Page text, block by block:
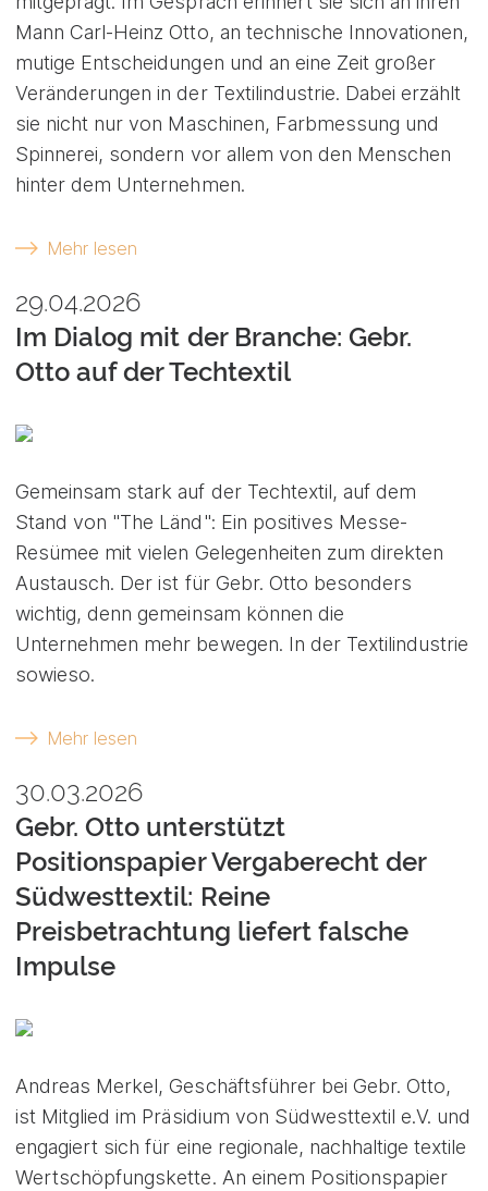
Mann Carl-Heinz Otto, an technische Innovationen,
mutige Entscheidungen und an eine Zeit großer
Veränderungen in der Textilindustrie. Dabei erzählt
sie nicht nur von Maschinen, Farbmessung und
Spinnerei, sondern vor allem von den Menschen
hinter dem Unternehmen.
Mehr lesen
29.04.2026
Im Dialog mit der Branche: Gebr.
Otto auf der Techtextil
Gemeinsam stark auf der Techtextil, auf dem
Stand von "The Länd": Ein positives Messe-
Resümee mit vielen Gelegenheiten zum direkten
Austausch. Der ist für Gebr. Otto besonders
wichtig, denn gemeinsam können die
Unternehmen mehr bewegen. In der Textilindustrie
sowieso.
Mehr lesen
30.03.2026
Gebr. Otto unterstützt
Positionspapier Vergaberecht der
Südwesttextil: Reine
Preisbetrachtung liefert falsche
Impulse
Andreas Merkel, Geschäftsführer bei Gebr. Otto,
ist Mitglied im Präsidium von Südwesttextil e.V. und
engagiert sich für eine regionale, nachhaltige textile
Wertschöpfungskette. An einem Positionspapier